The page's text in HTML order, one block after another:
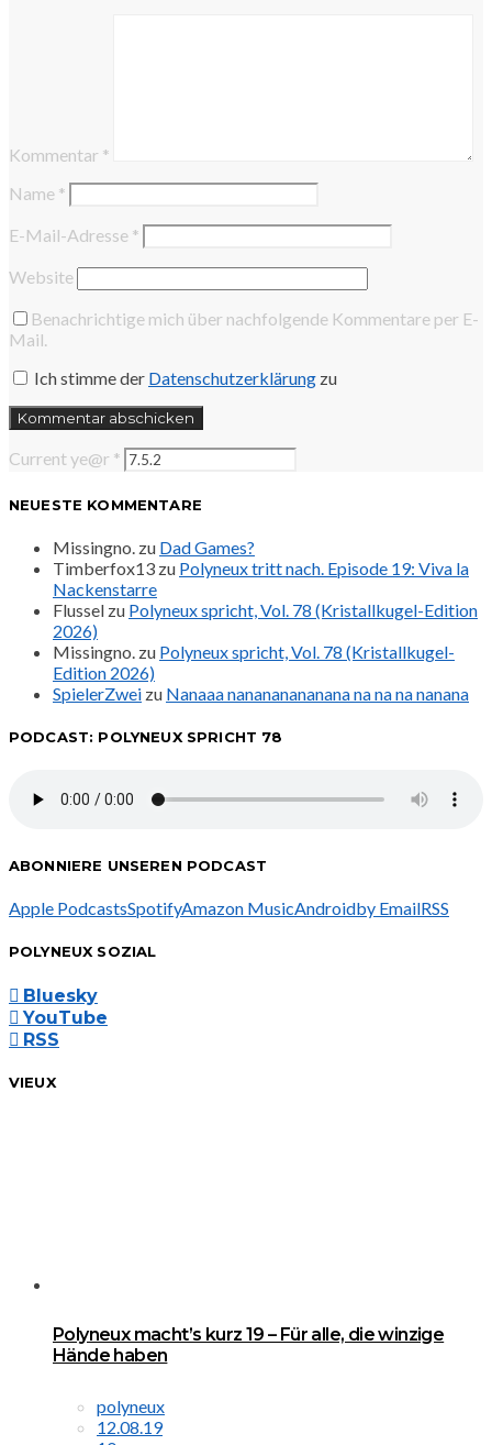
Kommentar *
Name *
E-Mail-Adresse *
Website
Benachrichtige mich über nachfolgende Kommentare per E-
Mail.
Ich stimme der Datenschutzerklärung zu
Current ye@r *
NEUESTE KOMMENTARE
Missingno. zu Dad Games?
Timberfox13 zu Polyneux tritt nach. Episode 19: Viva la
Nackenstarre
Flussel zu Polyneux spricht, Vol. 78 (Kristallkugel-Edition
2026)
Missingno. zu Polyneux spricht, Vol. 78 (Kristallkugel-
Edition 2026)
SpielerZwei zu Nanaaa nanananananana na na na nanana
PODCAST: POLYNEUX SPRICHT 78
ABONNIERE UNSEREN PODCAST
Apple PodcastsSpotifyAmazon MusicAndroidby EmailRSS
POLYNEUX SOZIAL
Bluesky
YouTube
RSS
VIEUX
Polyneux macht’s kurz 19 – Für alle, die winzige
Hände haben
polyneux
12.08.19